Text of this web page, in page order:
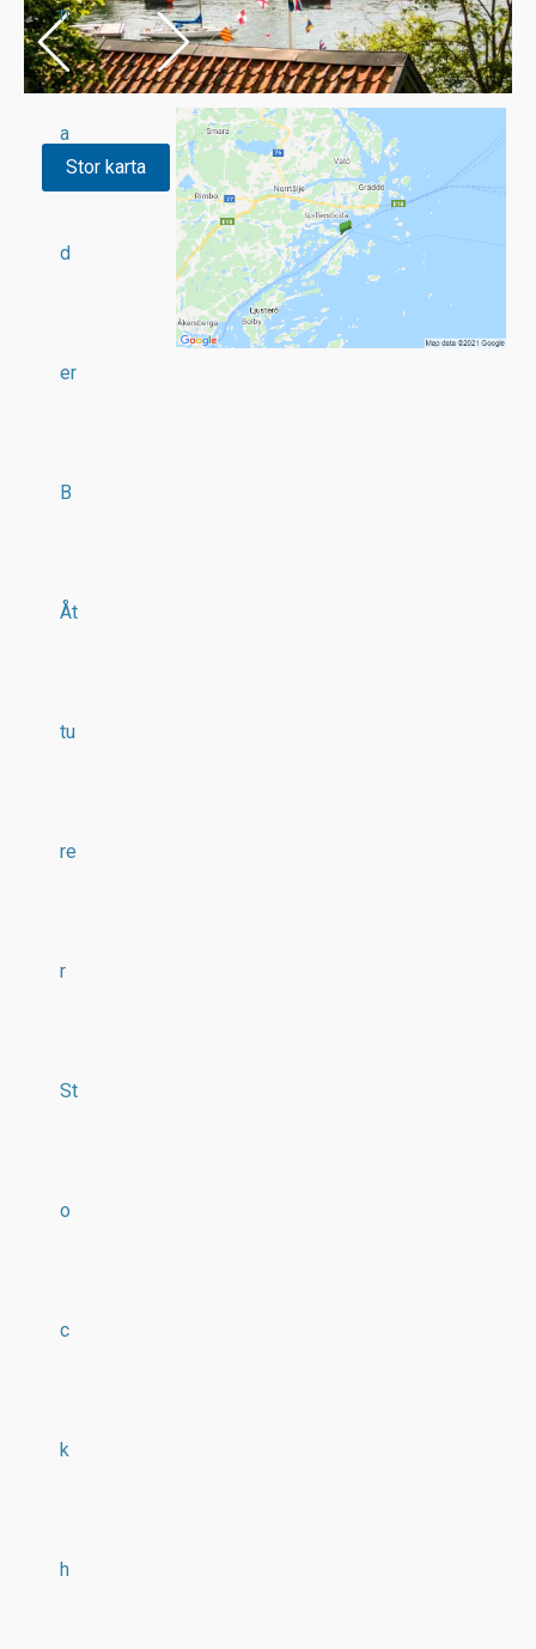
n
a
d
er
B
Åt
tu
re
r
St
o
c
k
h
Stor karta